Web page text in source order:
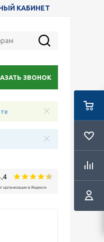
КАБИНЕТ
ЗВОНОК